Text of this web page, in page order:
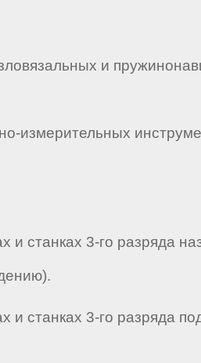
и
станках 3-го разряда
станках 3-го разряда